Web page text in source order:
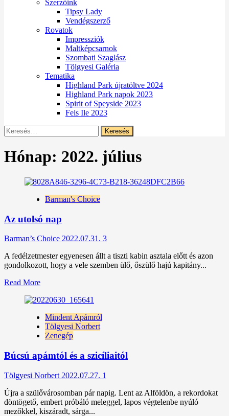
Szerzőink
Tipsy Lady
Vendégszerző
Rovatok
Impressziók
Maltképcsarnok
Szombati Szaglász
Tölgyesi Galéria
Tematika
Highland Park újratöltve 2024
Highland Park napok 2023
Spirit of Speyside 2023
Feis Ile 2023
Keresés:
Hónap: 2022. július
Barman's Choice
Az utolsó nap
Barman’s Choice 2022.07.31. 3
A fedélzetmester egyenesen állt a tiszti kabin asztala előtt és azon
gondolkozott, hogy a vele szemben ülő, őszülő hajú kapitány...
Read MoreRead
about
utolsó
nap
Mindent Apámról
Tölgyesi Norbert
Zenegép
Búcsú apámtól és a szicíliaitól
Tölgyesi Norbert 2022.07.27. 1
Újra a szülővárosomban pár napig. Lent az Alföldön, a rekordokat
döntögető, embert próbáló meleggel, lapos végtelenbe nyúló
mezőkkel, kiszáradt, sárga...